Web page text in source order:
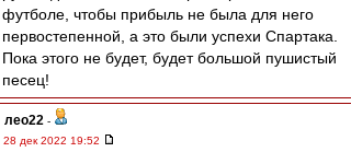
футболе, чтобы прибыль не была для него
первостепенной, а это были успехи Спартака.
Пока этого не будет, будет большой пушистый
песец!
лео22 -
28 дек 2022 19:52